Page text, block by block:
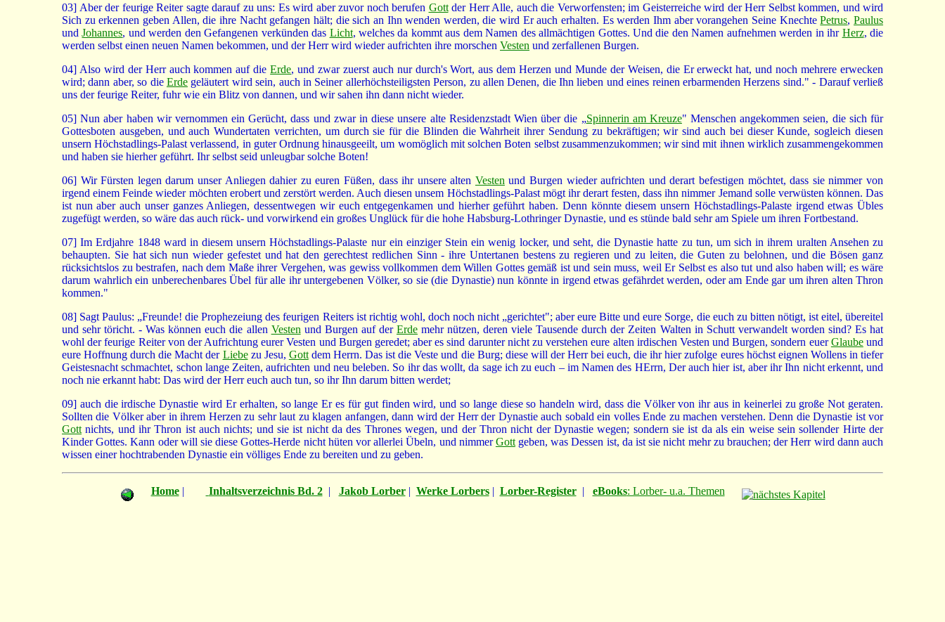
03] Aber der feurige Reiter sagte darauf zu uns: Es wird aber zuvor noch berufen Gottder Herr Alle, auch die Verworfensten; im Geisterreiche wird der Herr Selbst kommen, und wird
Sich zu erkennen geben Allen, die ihre Nacht gefangen hält; die sich an Ihn wenden werden, die wird Er auch erhalten. Es werden Ihm aber vorangehen Seine KnechtePetrus,Paulus
undJohannes, und werden den Gefangenen verkünden das Licht, welches da kommt aus dem Namen des allmächtigen Gottes. Und die den Namen aufnehmen werden in ihr Herz, die
werden selbst einen neuen Namen bekommen, und der Herr wird wieder aufrichten ihre morschen Vesten und zerfallenen Burgen.
04] Also wird der Herr auch kommen auf dieErde, und zwar zuerst auch nur durch's Wort, aus dem Herzen und Munde der Weisen, die Er erweckt hat, und noch mehrere erwecken
wird; dann aber, so die Erdegeläutert wird sein, auch in Seiner allerhöchsteiligsten Person, zu allen Denen, die Ihn lieben und eines reinen erbarmenden Herzens sind." - Darauf verließ
uns der feurige Reiter, fuhr wie ein Blitz von dannen, und wir sahen ihn dann nicht wieder.
05] Nun aber haben wir vernommen ein Gerücht, dass und zwar in diese unsere alte Residenzstadt Wien über die „Spinnerin am Kreuze" Menschen angekommen seien, die sich für
Gottesboten ausgeben, und auch Wundertaten verrichten, um durch sie für die Blinden die Wahrheit ihrer Sendung zu bekräftigen; wir sind auch bei dieser Kunde, sogleich diesen
unsern Höchstadlings-Palast verlassend, in guter Ordnung hinausgeeilt, um womöglich mit solchen Boten selbst zusammenzukommen; wir sind mit ihnen wirklich zusammengekommen
und haben sie hierher geführt. Ihr selbst seid unleugbar solche Boten!
06] Wir Fürsten legen darum unser Anliegen dahier zu euren Füßen, dass ihr unsere alten Vesten und Burgen wieder aufrichten und derart befestigen möchtet, dass sie nimmer von
irgend einem Feinde wieder möchten erobert und zerstört werden. Auch diesen unsem Höchstadlings-Palast mögt ihr derart festen, dass ihn nimmer Jemand solle verwüsten können. Das
ist nun aber auch unser ganzes Anliegen, dessentwegen wir euch entgegenkamen und hierher geführt haben. Denn könnte diesem unsern Höchstadlings-Palaste irgend etwas Übles
zugefügt werden, so wäre das auch rück- und vorwirkend ein großes Unglück für die hohe Habsburg-Lothringer Dynastie, und es stünde bald sehr am Spiele um ihren Fortbestand.
07] Im Erdjahre 1848 ward in diesem unsern Höchstadlings-Palaste nur ein einziger Stein ein wenig locker, und seht, die Dynastie hatte zu tun, um sich in ihrem uralten Ansehen zu
behaupten. Sie hat sich nun wieder gefestet und hat den gerechtest redlichen Sinn - ihre Untertanen bestens zu regieren und zu leiten, die Guten zu belohnen, und die Bösen ganz
rücksichtslos zu bestrafen, nach dem Maße ihrer Vergehen, was gewiss vollkommen dem Willen Gottes gemäß ist und sein muss, weil Er Selbst es also tut und also haben will; es wäre
darum wahrlich ein unberechenbares Übel für alle ihr untergebenen Völker, so sie (die Dynastie) nun könnte in irgend etwas gefährdet werden, oder am Ende gar um ihren alten Thron
kommen."
08] Sagt Paulus: „Freunde! die Prophezeiung des feurigen Reiters ist richtig wohl, doch noch nicht „gerichtet"; aber eure Bitte und eure Sorge, die euch zu bitten nötigt, ist eitel, übereitel
und sehr töricht. - Was können euch die allen Vesten und Burgen auf der Erdemehr nützen, deren viele Tausende durch der Zeiten Walten in Schutt verwandelt worden sind? Es hat
wohl der feurige Reiter von der Aufrichtung eurer Vesten und Burgen geredet; aber es sind darunter nicht zu verstehen eure alten irdischen Vesten und Burgen, sondern euerGlaubeund
eure Hoffnung durch die Macht der Liebezu Jesu, Gottdem Herrn. Das ist die Veste und die Burg; diese will der Herr bei euch, die ihr hier zufolge eures höchst eignen Wollens in tiefer
Geistesnacht schmachtet, schon lange Zeiten, aufrichten und neu beleben. So ihr das wollt, da sage ich zu euch – im Namen des HErrn, Der auch hier ist, aber ihr Ihn nicht erkennt, und
noch nie erkannt habt: Das wird der Herr euch auch tun, so ihr Ihn darum bitten werdet;
09] auch die irdische Dynastie wird Er erhalten, so lange Er es für gut finden wird, und so lange diese so handeln wird, dass die Völker von ihr aus in keinerlei zu große Not geraten.
Sollten die Völker aber in ihrem Herzen zu sehr laut zu klagen anfangen, dann wird der Herr der Dynastie auch sobald ein volles Ende zu machen verstehen. Denn die Dynastie ist vor
Gott nichts, und ihr Thron ist auch nichts; und sie ist nicht da des Thrones wegen, und der Thron nicht der Dynastie wegen; sondern sie ist da als ein weise sein sollender Hirte der
Kinder Gottes. Kann oder will sie diese Gottes-Herde nicht hüten vor allerlei Übeln, und nimmerGottgeben, was Dessen ist, da ist sie nicht mehr zu brauchen; der Herr wird dann auch
wissen einer hochtrabenden Dynastie ein völliges Ende zu bereiten und zu geben.
Home| Inhaltsverzeichnis Bd. 2| Jakob Lorber| Werke Lorbers| Lorber-Register| eBooks: Lorber- u.a. Themen